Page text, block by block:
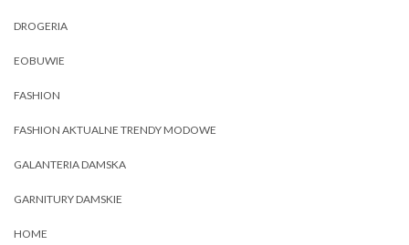
DROGERIA
EOBUWIE
FASHION
FASHION AKTUALNE TRENDY MODOWE
GALANTERIA DAMSKA
GARNITURY DAMSKIE
HOME